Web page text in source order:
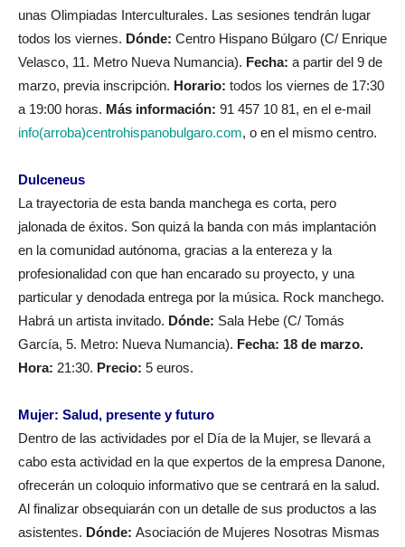
unas Olimpiadas Interculturales. Las sesiones tendrán lugar
todos los viernes. Dónde: Centro Hispano Búlgaro (C/ Enrique
Velasco, 11. Metro Nueva Numancia). Fecha: a partir del 9 de
marzo, previa inscripción. Horario: todos los viernes de 17:30
a 19:00 horas. Más información: 91 457 10 81, en el e-mail
info(arroba)centrohispanobulgaro.com, o en el mismo centro.
Dulceneus
La trayectoria de esta banda manchega es corta, pero
jalonada de éxitos. Son quizá la banda con más implantación
en la comunidad autónoma, gracias a la entereza y la
profesionalidad con que han encarado su proyecto, y una
particular y denodada entrega por la música. Rock manchego.
Habrá un artista invitado. Dónde: Sala Hebe (C/ Tomás
García, 5. Metro: Nueva Numancia). Fecha: 18 de marzo.
Hora: 21:30. Precio: 5 euros.
Mujer: Salud, presente y futuro
Dentro de las actividades por el Día de la Mujer, se llevará a
cabo esta actividad en la que expertos de la empresa Danone,
ofrecerán un coloquio informativo que se centrará en la salud.
Al finalizar obsequiarán con un detalle de sus productos a las
asistentes. Dónde: Asociación de Mujeres Nosotras Mismas